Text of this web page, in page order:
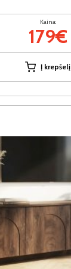
Kaina:
179€
Į krepšelį